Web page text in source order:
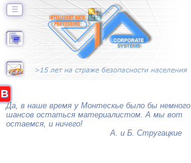
☰
Да, в наше время у Монтескье было бы немного
шансов остаться материалистом. А мы вот
остаемся, и ничего!
А. и Б. Стругацкие
B